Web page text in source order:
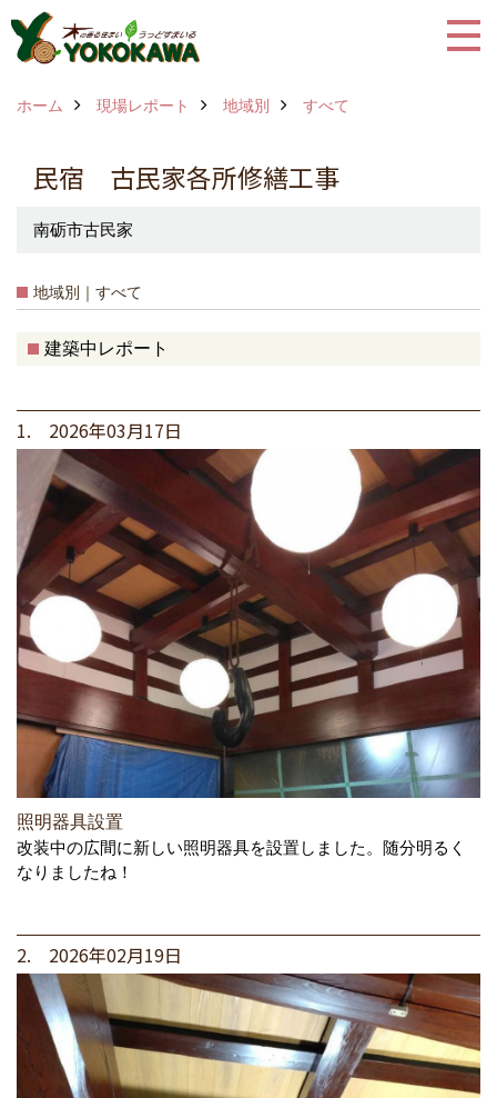
ホーム 現場レポート 地域別 すべて
民宿 古民家各所修繕工事
南砺市古民家
地域別｜すべて
建築中レポート
1. 2026年03月17日
照明器具設置
改装中の広間に新しい照明器具を設置しました。随分明るく
なりましたね！
2. 2026年02月19日